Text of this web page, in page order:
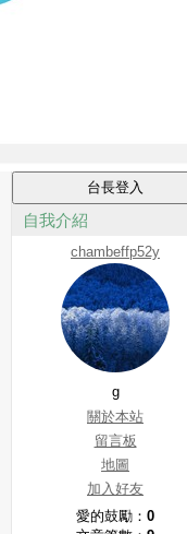
自我介紹
chambeffp52y
g
關於本站
留言板
地圖
加入好友
愛的鼓勵： 0